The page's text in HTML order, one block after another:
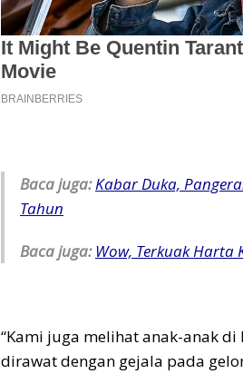
Baca juga:Kabar Duka,
Tahun
Baca juga: Wow, Terkuak Harta
“Kami juga melihat anak-anak
dirawat dengan gejala pada